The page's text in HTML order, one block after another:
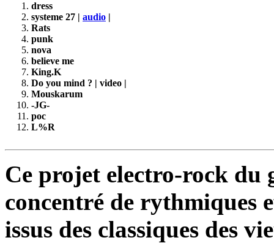
dress
systeme 27 | audio |
Rats
punk
nova
believe me
King.K
Do you mind ? | video |
Mouskarum
-JG-
poc
L%R
Ce projet electro-rock du
concentré de rythmiques
issus des classiques des